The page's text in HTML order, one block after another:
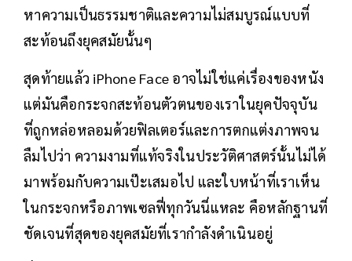
หาความเป็นธรรมชาติและความไม่สมบูรณ์แบบที่
สะท้อนถึงยุคสมัยนั้นๆ
สุดท้ายแล้ว iPhone Face อาจไม่ใช่แค่เรื่องของหนัง
แต่มันคือกระจกสะท้อนตัวตนของเราในยุคปัจจุบัน
ที่ถูกหล่อหลอมด้วยฟิลเตอร์และการตกแต่งภาพจน
ลืมไปว่า ความงามที่แท้จริงในประวัติศาสตร์นั้นไม่ได้
มาพร้อมกับความเป๊ะเสมอไป และใบหน้าที่เราเห็น
ในกระจกหรือภาพเซลฟี่ทุกวันนี่แหละ คือหลักฐานที่
ชัดเจนที่สุดของยุคสมัยที่เรากำลังดำเนินอยู่